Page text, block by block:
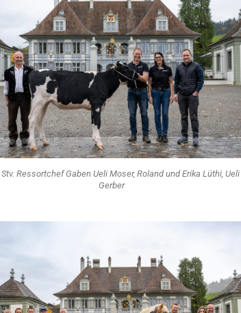
Ressortchef Gaben Ueli Moser, Roland und Erika Lüthi, Ueli
Gerber